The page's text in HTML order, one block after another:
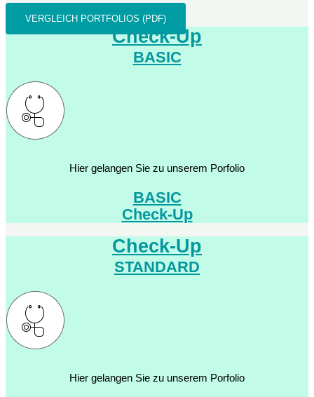
VERGLEICH PORTFOLIOS (PDF)
Check-Up
BASIC
Hier gelangen Sie zu unserem Porfolio
BASIC
Check-Up
Check-Up
STANDARD
Hier gelangen Sie zu unserem Porfolio